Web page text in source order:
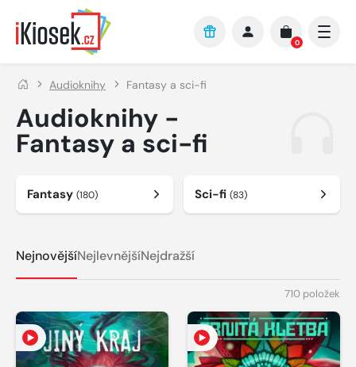
Přejít na hlavní obsah
0
Audioknihy Fantasy a sci-fi
Audioknihy -
Fantasy a sci-fi
Fantasy (180) Sci-fi (83)
NejnovějšíNejlevnějšíNejdražší
710 položek